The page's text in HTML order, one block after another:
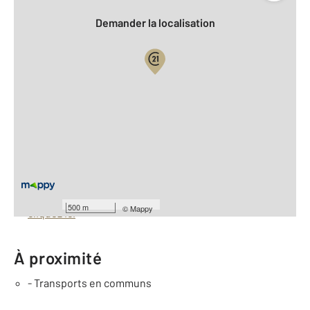
500 m ©Mappy
Demander la localisation
Barèmes d'honoraires de l'agence
cliquez ici
À proximité
- Transports en communs